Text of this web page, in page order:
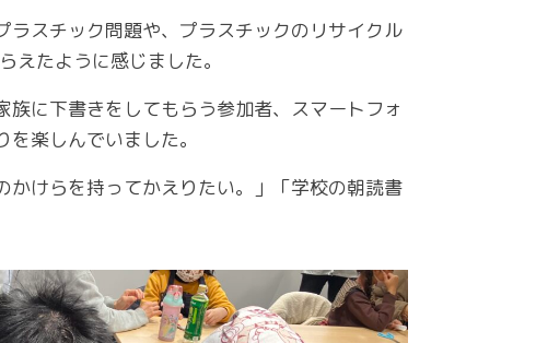
スチック問題や、プラスチックのリサイクル
たように感じました。
に下書きをしてもらう参加者、スマートフォ
楽しんでいました。
けらを持ってかえりたい。」「学校の朝読書